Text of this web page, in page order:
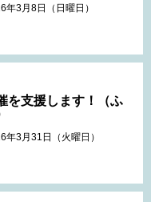
3月8日（日曜日）
を支援します！（ふ
3月31日（火曜日）